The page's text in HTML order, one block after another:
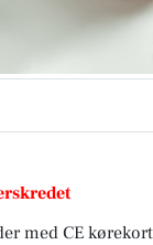
med CE